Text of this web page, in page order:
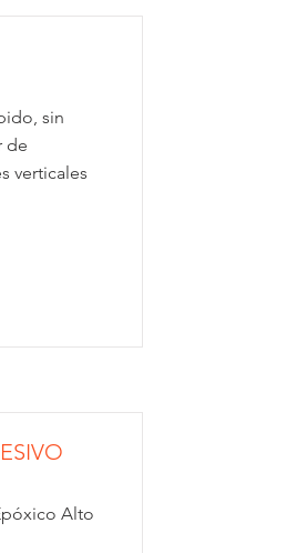
sin
de
verticales
Alto